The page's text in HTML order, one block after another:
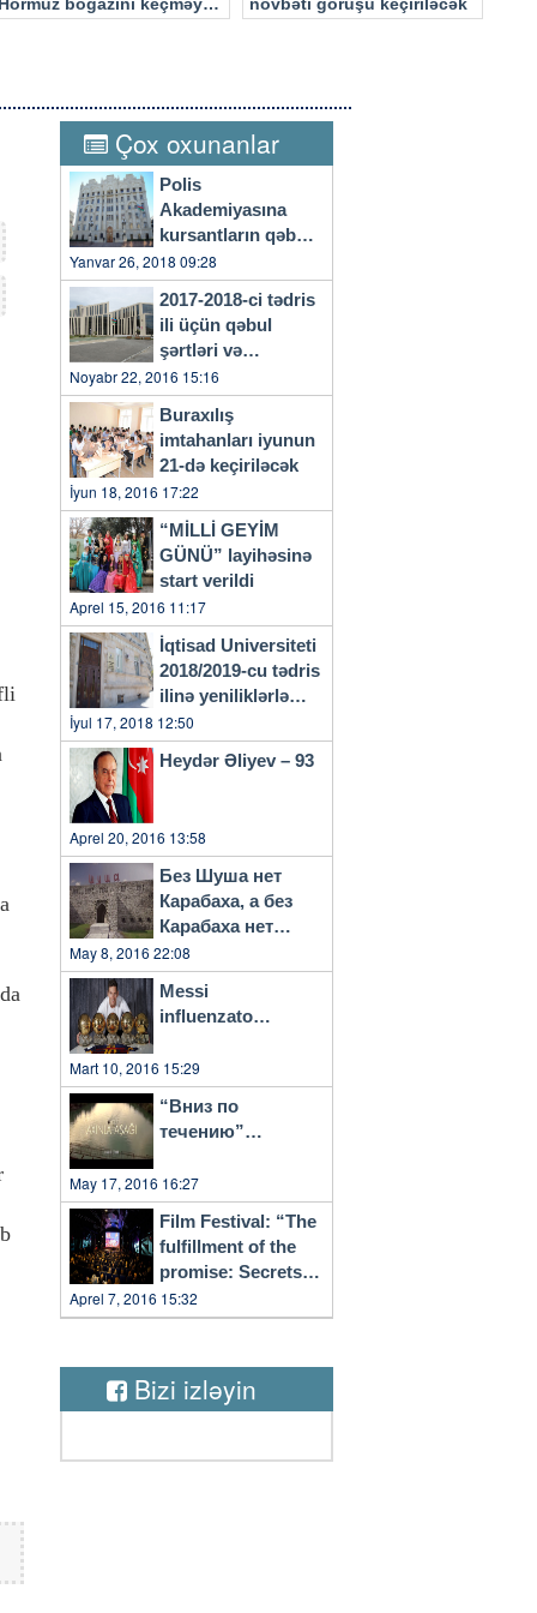
Çox oxunanlar
Polis
Akademiyasına
kursantların qəbulu
başlayıb
Yanvar 26, 2018 09:28
2017-2018-ci tədris
ili üçün qəbul
şərtləri və
qaydaları…
Noyabr 22, 2016 15:16
Buraxılış
imtahanları iyunun
21-də keçiriləcək
İyun 18, 2016 17:22
“MİLLİ GEYİM
GÜNÜ” layihəsinə
start verildi
Aprel 15, 2016 11:17
İqtisad Universiteti
2018/2019-cu tədris
ilinə yeniliklərlə
başlayacaq
İyul 17, 2018 12:50
Heydər Əliyev – 93
Aprel 20, 2016 13:58
Без Шуша нет
Карабаха, а без
Карабаха нет
Азербайджана…
May 8, 2016 22:08
Messi
influenzato…
Mart 10, 2016 15:29
“Вниз по
течению”…
May 17, 2016 16:27
Film Festival: “The
fulfillment of the
promise: Secrets
of Vilnius”
Aprel 7, 2016 15:32
Bizi izləyin